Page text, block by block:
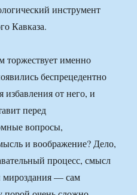
инструмент
Кавказа.
торжествует именно
беспрецедентно
избавления от него, и
перед
вопросы,
и воображение? Дело,
процесс, смысл
мироздания — сам